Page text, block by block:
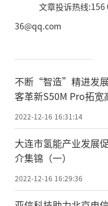
文章投诉热线
36@qq.com
不断“智造”精进发
客革新S50M Pro拓宽
业格局
2022-12-16 16:31:14
大连市氢能产业发展
介集锦（一）
2022-12-16 16:29:36